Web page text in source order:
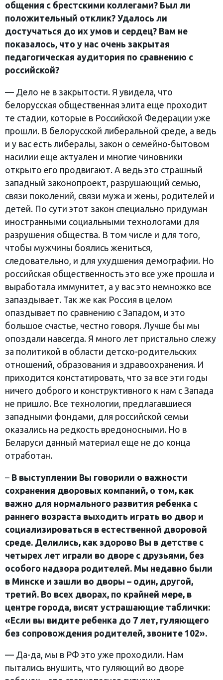
общения с брестскими коллегами? Был ли
положительный отклик? Удалось ли
достучаться до их умов и сердец? Вам не
показалось, что у нас очень закрытая
педагогическая аудитория по сравнению с
российской?
— Дело не в закрытости. Я увидела, что
белорусская общественная элита еще проходит
те стадии, которые в Российской Федерации уже
прошли. В белорусской либеральной среде, а ведь
и у вас есть либералы, закон о семейно-бытовом
насилии еще актуален и многие чиновники
открыто его продвигают. А ведь это страшный
западный законопроект, разрушающий семью,
связи поколений, связи мужа и жены, родителей и
детей. По сути этот закон специально придуман
иностранными социальными технологами для
разрушения общества. В том числе и для того,
чтобы мужчины боялись жениться,
следовательно, и для ухудшения демографии. Но
российская общественность это все уже прошла и
выработала иммунитет, а у вас это немножко все
запаздывает. Так же как Россия в целом
опаздывает по сравнению с Западом, и это
большое счастье, честно говоря. Лучше бы мы
опоздали навсегда. Я много лет пристально слежу
за политикой в области детско-родительских
отношений, образования и здравоохранения. И
приходится констатировать, что за все эти годы
ничего доброго и конструктивного к нам с Запада
не пришло. Все технологии, предлагавшиеся
западными фондами, для российской семьи
оказались на редкость вредоносными. Но в
Беларуси данный материал еще не до конца
отработан.
– В выступлении Вы говорили о важности
сохранения дворовых компаний, о том, как
важно для нормального развития ребенка с
раннего возраста выходить играть во двор и
социализироваться в естественной дворовой
среде. Делились, как здорово Вы в детстве с
четырех лет играли во дворе с друзьями, без
особого надзора родителей. Мы недавно были
в Минске и зашли во дворы – один, другой,
третий. Во всех дворах, по крайней мере, в
центре города, висят устрашающие таблички:
«Если вы видите ребенка до 7 лет, гуляющего
без сопровождения родителей, звоните 102».
— Да-да, мы в РФ это уже проходили. Нам
пытались внушить, что гуляющий во дворе